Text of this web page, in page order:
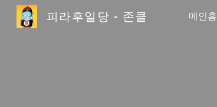
피라후일당 - 존클 메인홈